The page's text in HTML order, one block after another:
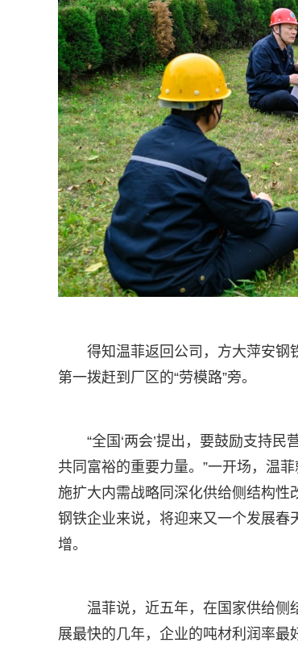
得知温菲返回公司，方大萍安钢
第一拨赶到厂区的“劳模路”旁。
“全国‘两会’提出，要鼓励支持
共同富裕的重要力量。”一开场，温
施扩大内需战略同深化供给侧结构性
钢铁企业来说，将迎来又一个发展春
增。
温菲说，近五年，在国家供给侧
展最快的几年，企业的吨材利润率